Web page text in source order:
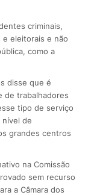
criminais,
e eleitorais e não
como a
disse que é
de trabalhadores
tipo de serviço
nível de
grandes centros
na Comissão
sem recurso
a Câmara dos